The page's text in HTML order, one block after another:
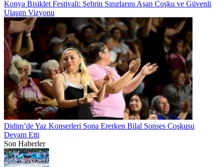
Konya Bisiklet Festivali: Şehrin Sınırlarını Aşan Coşku ve Güvenli
Ulaşım Vizyonu
Didim’de Yaz Konserleri Sona Ererken Bilal Sonses Coşkusu
Devam Etti
Son Haberler